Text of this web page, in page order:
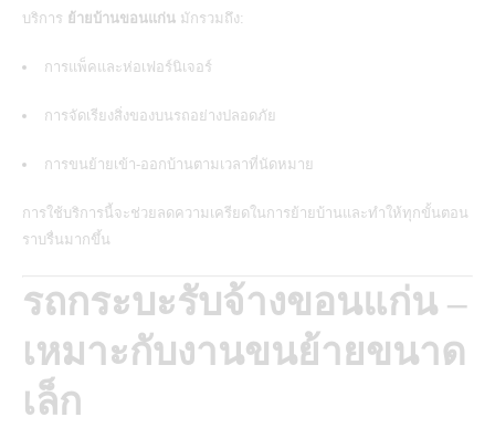
บริการ ย้ายบ้านขอนแก่น มักรวมถึง:
การแพ็คและห่อเฟอร์นิเจอร์
การจัดเรียงสิ่งของบนรถอย่างปลอดภัย
การขนย้ายเข้า-ออกบ้านตามเวลาที่นัดหมาย
การใช้บริการนี้จะช่วยลดความเครียดในการย้ายบ้านและทำให้ทุกขั้นตอน
ราบรื่นมากขึ้น
รถกระบะรับจ้างขอนแก่น –
เหมาะกับงานขนย้ายขนาด
เล็ก